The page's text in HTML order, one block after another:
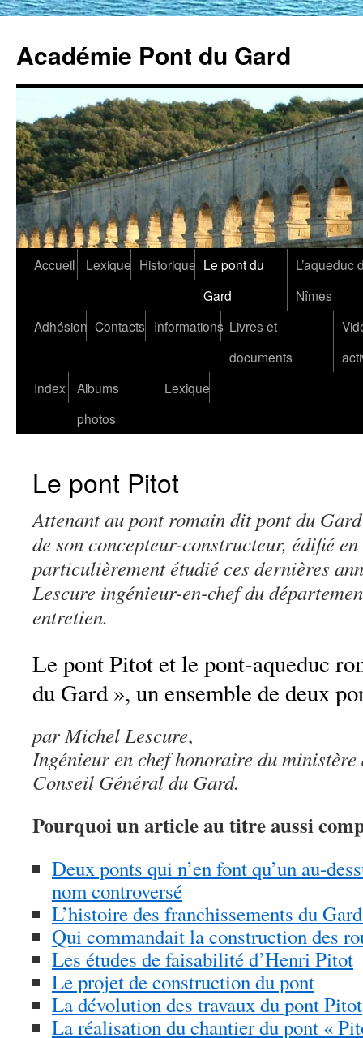
Académie Pont du Gard
Aller
contenu
Accueil Lexique Historique Le pont du
Gard
L’aqueduc
Nîmes
Adhésion Contacts Informations Livres et
documents
Index
Albums
photos
Lexique
Le pont Pitot
Attenant au pont romain dit pont du
de son concepteur-constructeur, édifié
particulièrement étudié ces dernières
Lescure ingénieur-en-chef du
entretien.
Le pont Pitot et le pont-aqueduc
du Gard », un ensemble de deux
par Michel Lescure,
Ingénieur en chef honoraire du ministère
Conseil Général du Gard.
Pourquoi un article au titre aussi
Deux ponts qui n’en font qu’un au-
nom controversé
L’histoire des franchissements du
Qui commandait la construction des
Les études de faisabilité d’Henri Pitot
Le projet de construction du pont
La dévolution des travaux du pont Pitot
La réalisation du chantier du pont «